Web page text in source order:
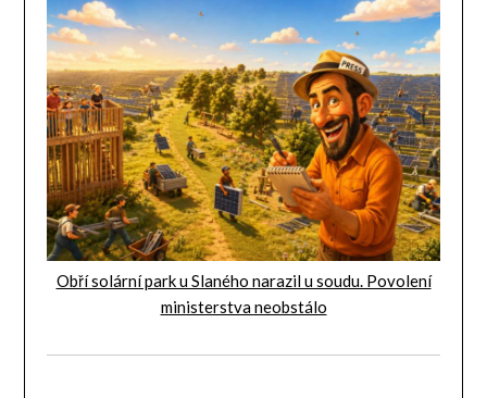
Obří solární park u Slaného narazil u soudu. Povolení
ministerstva neobstálo